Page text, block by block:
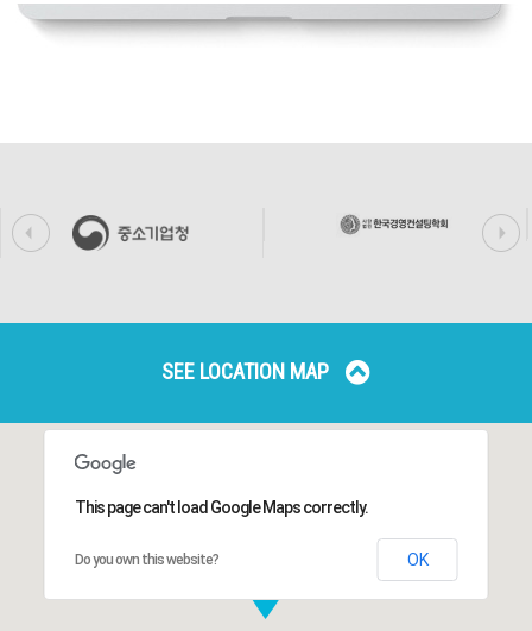
SEE LOCATION MAP
This page can't load Google Maps correctly.
Do you own this website? OK